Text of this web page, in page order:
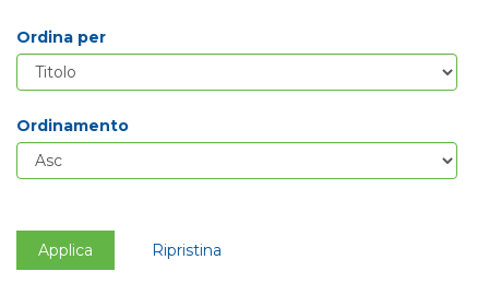
Ordina per
Ordinamento
Applica Ripristina